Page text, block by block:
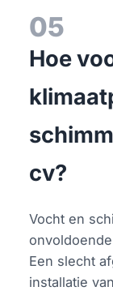
05
Hoe
cv?
Vocht en
Een slecht
installatie